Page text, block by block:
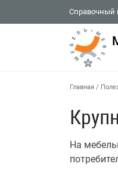
Справочный
Главная /
На